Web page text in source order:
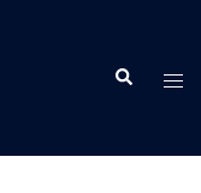
Search